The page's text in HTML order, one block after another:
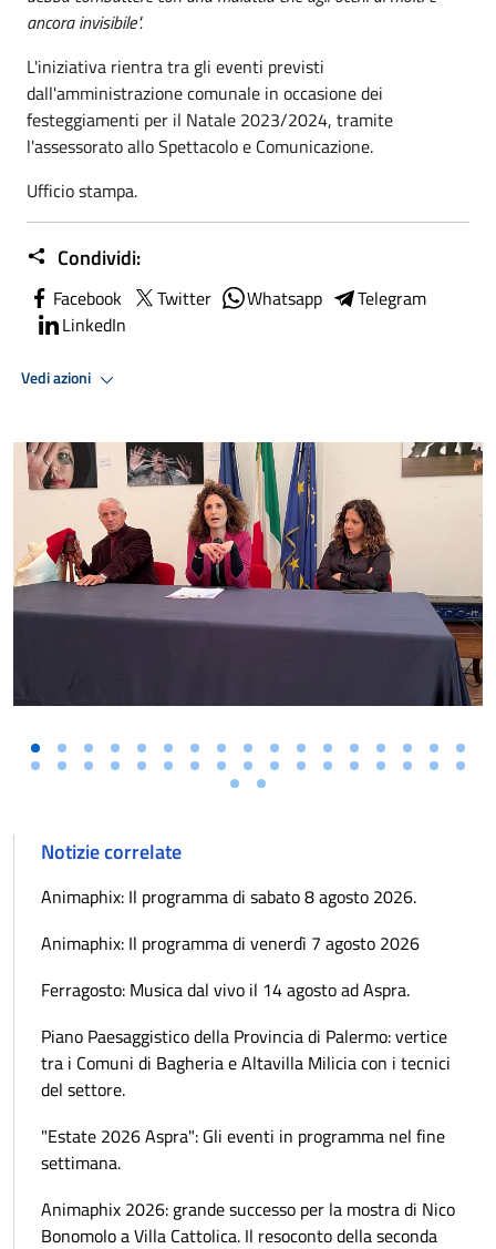
ancora invisibile".
L'iniziativa rientra tra gli eventi previsti
dall'amministrazione comunale in occasione dei
festeggiamenti per il Natale 2023/2024, tramite
l'assessorato allo Spettacolo e Comunicazione.
Ufficio stampa.
Condividi:
Facebook Twitter Whatsapp
Telegram
LinkedIn
Vedi azioni
Notizie correlate
Animaphix: Il programma di sabato 8 agosto 2026.
Animaphix: Il programma di venerdì 7 agosto 2026
Ferragosto: Musica dal vivo il 14 agosto ad Aspra.
Piano Paesaggistico della Provincia di Palermo: vertice
tra i Comuni di Bagheria e Altavilla Milicia con i tecnici
del settore.
"Estate 2026 Aspra": Gli eventi in programma nel fine
settimana.
Animaphix 2026: grande successo per la mostra di Nico
Bonomolo a Villa Cattolica. Il resoconto della seconda